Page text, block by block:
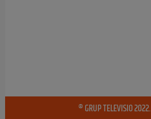
® GRUP TELEVISIO 2022.